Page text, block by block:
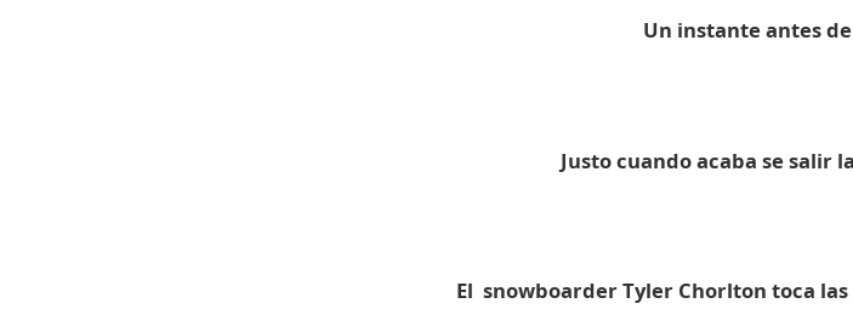
Un instante antes
Justo cuando acaba se salir
El snowboarder Tyler Chorlton toca